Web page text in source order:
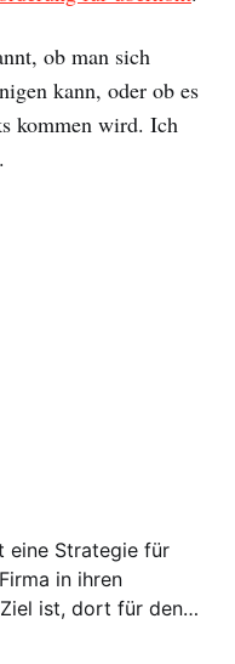
ob man sich
kann, oder ob es
kommen wird. Ich
in ihren
ist, dort für den